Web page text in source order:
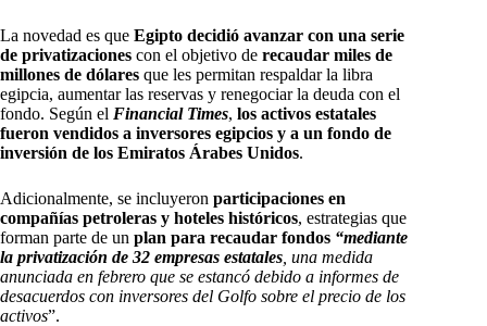
La novedad es que Egipto decidió avanzar con una serie
de privatizaciones con el objetivo de recaudar miles de
millones de dólares que les permitan respaldar la libra
egipcia, aumentar las reservas y renegociar la deuda con el
fondo. Según el Financial Times, los activos estatales
fueron vendidos a inversores egipcios y a un fondo de
inversión de los Emiratos Árabes Unidos.
Adicionalmente, se incluyeron participaciones en
compañías petroleras y hoteles históricos, estrategias que
forman parte de un plan para recaudar fondos “mediante
la privatización de 32 empresas estatales , una medida
anunciada en febrero que se estancó debido a informes de
desacuerdos con inversores del Golfo sobre el precio de los
activos”.